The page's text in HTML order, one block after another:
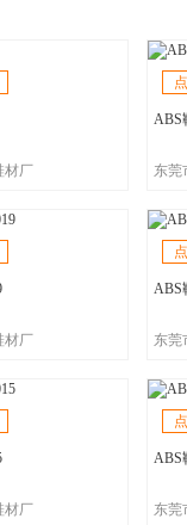
材厂
ABS
东莞
材厂
ABS
东莞
材厂
ABS
东莞